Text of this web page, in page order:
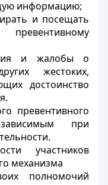
информацию;
и посещать
и жалобы о
жестоких,
достоинство
превентивного
при
участников
механизма
полномочий